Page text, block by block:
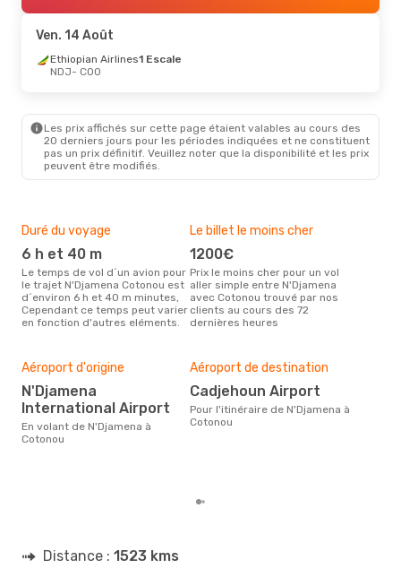
COO- NDJ
Ven. 14 Août
Ethiopian Airlines1 Escale
NDJ- COO
Les prix affichés sur cette page étaient valables au cours des
20 derniers jours pour les périodes indiquées et ne constituent
pas un prix définitif. Veuillez noter que la disponibilité et les prix
peuvent être modifiés.
Duré du voyage
6 h et 40 m
Le temps de vol d´un avion pour
le trajet N'Djamena Cotonou est
d´environ 6 h et 40 m minutes,
Cependant ce temps peut varier
en fonction d'autres eléments.
Le billet le moins cher
1200€
Prix le moins cher pour un vol
aller simple entre N'Djamena
avec Cotonou trouvé par nos
clients au cours des 72
dernières heures
Aéroport d'origine
N'Djamena
International Airport
En volant de N'Djamena à
Cotonou
Aéroport de destination
Cadjehoun Airport
Pour l'itinéraire de N'Djamena à
Cotonou
Distance : 1523 kms